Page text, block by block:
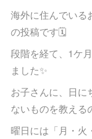
海外に住んでいる
の投稿です🗓
段階を経て、1ケ
ました✨
お子さんに、日に
ないものを教える
曜日には「月・火